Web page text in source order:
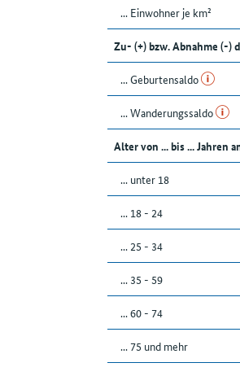
... Einwohner je km²
Zu- (+) bzw. Abnahme (-)
... Geburtensaldo
... Wanderungssaldo
Alter von ... bis ... Jahren
... unter 18
... 18 - 24
... 25 - 34
... 35 - 59
... 60 - 74
... 75 und mehr